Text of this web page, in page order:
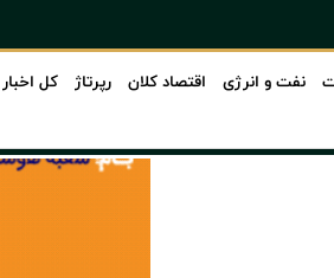
نفت و انرژی اقتصاد کلان رپرتاژ کل اخبار